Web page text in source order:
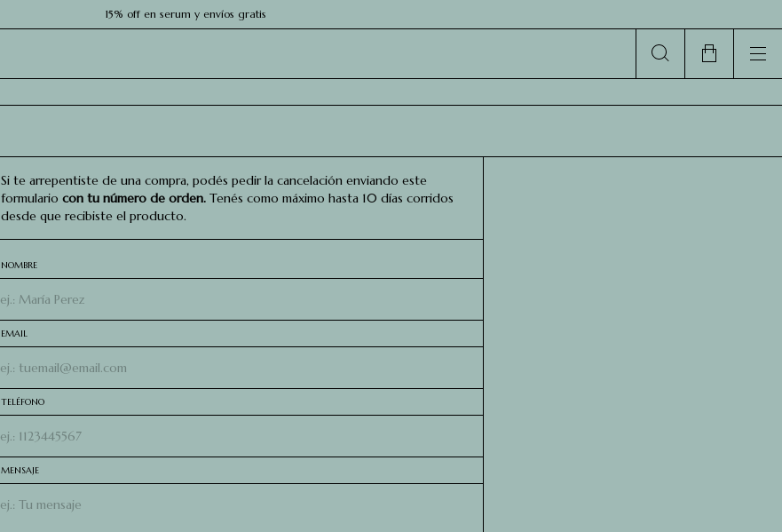
15% off en serum y envíos gratis
Si te arrepentiste de una compra, podés pedir la cancelación enviando este
formulario con tu número de orden. Tenés como máximo hasta 10 días corridos
desde que recibiste el producto.
NOMBRE
EMAIL
TELÉFONO
MENSAJE